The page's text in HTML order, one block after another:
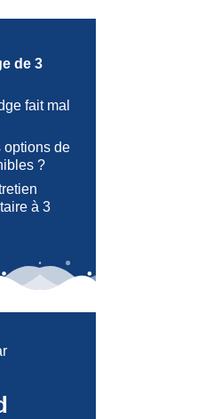
de 3
fait mal
options de
?
à 3